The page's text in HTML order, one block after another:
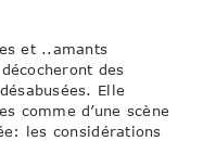
et ..amants
des
Elle
comme d’une scène
les considérations